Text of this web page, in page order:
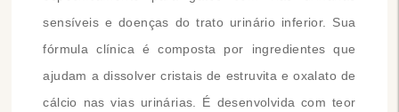
sensíveis e doenças do trato urinário inferior. Sua
fórmula clínica é composta por ingredientes que
ajudam a dissolver cristais de estruvita e oxalato de
cálcio nas vias urinárias. É desenvolvida com teor